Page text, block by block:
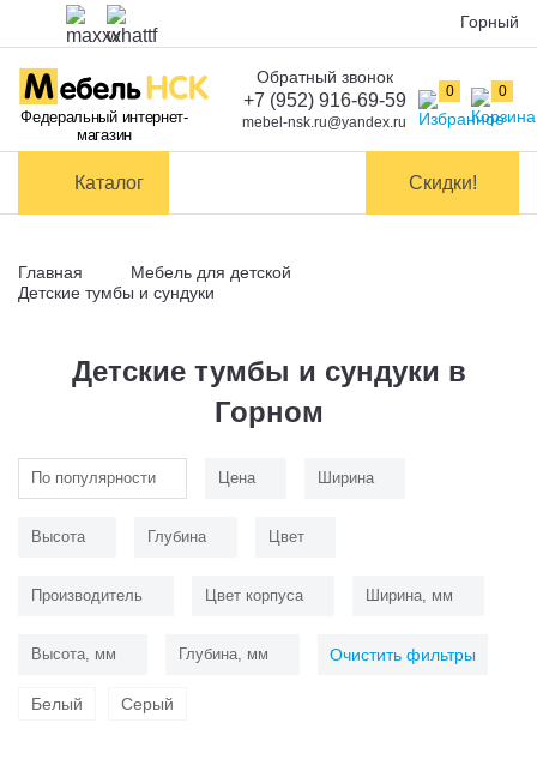
Оплата
Доставка и
самовывоз
Сборка
Обмен и
Контакты
Горный
Федеральный интернет-
магазин
0 0
Обратный звонок
+7 (952) 916-69-59
mebel-nsk.ru@yandex.ru
Каталог Скидки!
Главная
Мебель для детской
Детские тумбы и сундуки
Детские тумбы и сундуки в
Горном
По популярности Цена Ширина
Высота Глубина Цвет
Производитель Цвет корпуса Ширина, мм
Высота, мм Глубина, мм Очистить фильтры
Белый Серый